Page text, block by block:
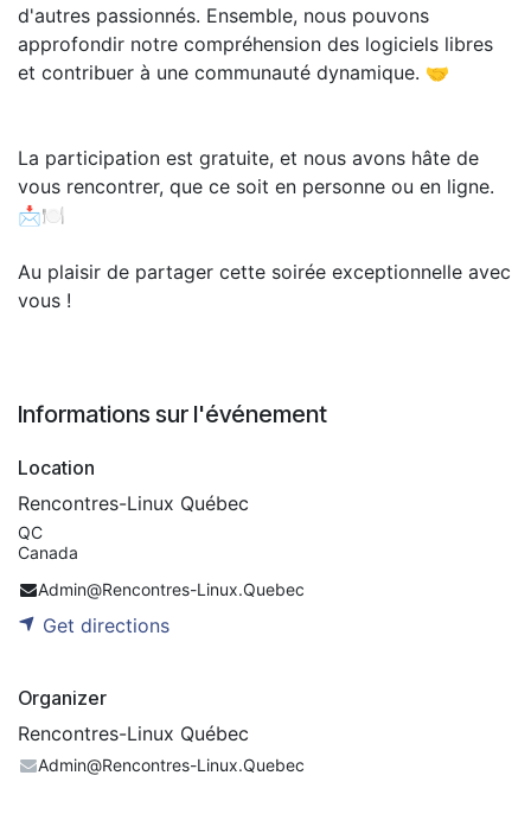
d'autres passionnés. Ensemble, nous pouvons
approfondir notre compréhension des logiciels libres
et contribuer à une communauté dynamique. 🤝
La participation est gratuite, et nous avons hâte de
vous rencontrer, que ce soit en personne ou en ligne.
📩🍽️
Au plaisir de partager cette soirée exceptionnelle avec
vous !
Informations sur l'événement
Location
Rencontres-Linux Québec
QC
Canada
Admin@Rencontres-Linux.Quebec
Get directions
Organizer
Rencontres-Linux Québec
Admin@Rencontres-Linux.Quebec